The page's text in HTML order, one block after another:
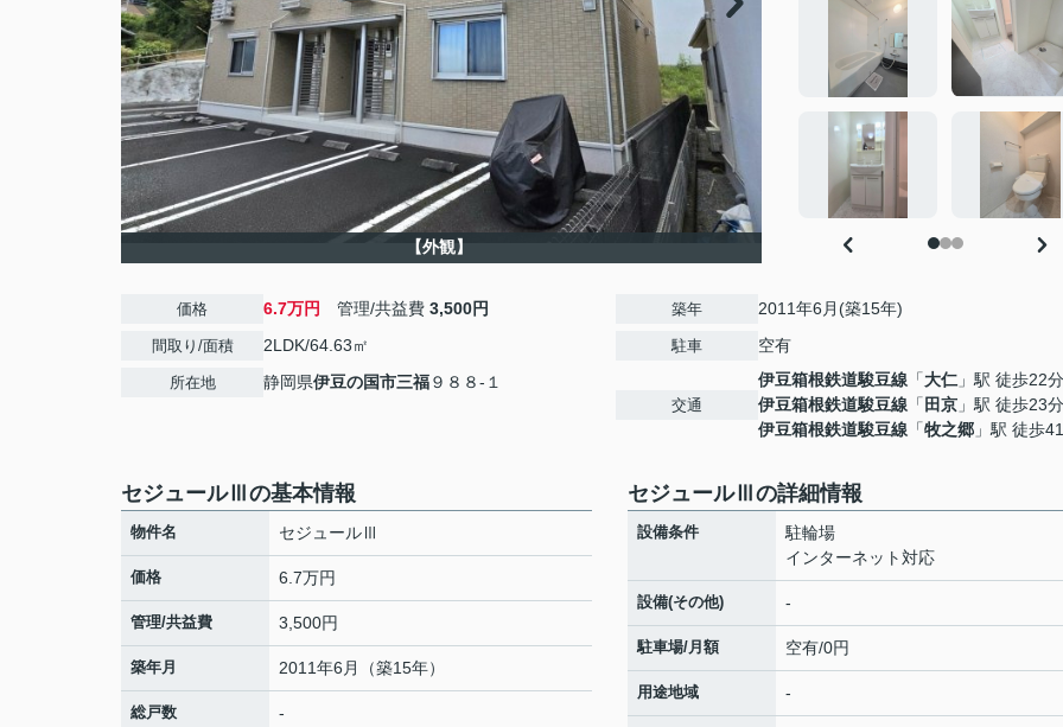
【外観】
価格 6.7万円 管理/共益費 3,500円
間取り/面積 2LDK/64.63㎡
所在地 静岡県伊豆の国市三福９８８-１
築年 2011年6月(築15年)
駐車 空有
交通
伊豆箱根鉄道駿豆線 「大仁 」駅 徒歩22分
伊豆箱根鉄道駿豆線 「 田京 」駅 徒歩23分
伊豆箱根鉄道駿豆線 「牧之郷 」駅 徒歩
セジュールⅢの基本情報
物件名 セジュールⅢ
価格 6.7万円
管理/共益費 3,500円
築年月 2011年6月（築15年）
総戸数 -
セジュールⅢの詳細情報
設備条件
駐輪場
インターネット対応
設備(その他) -
駐車場/月額 空有/0円
用途地域 -